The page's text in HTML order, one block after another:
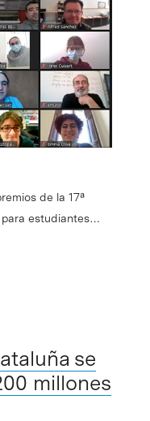
de la 17ª
para estudiantes…
se
millones